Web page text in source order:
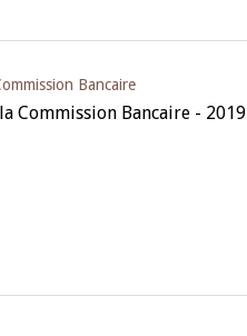
Bancaire
Commission Bancaire - 2019